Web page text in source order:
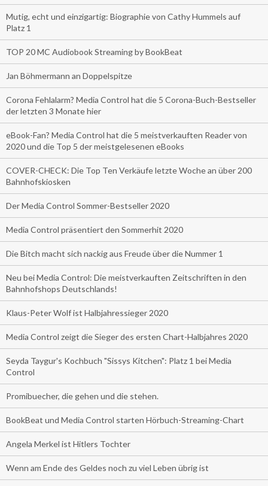
Mutig, echt und einzigartig: Biographie von Cathy Hummels auf
Platz 1
TOP 20 MC Audiobook Streaming by BookBeat
Jan Böhmermann an Doppelspitze
Corona Fehlalarm? Media Control hat die 5 Corona-Buch-Bestseller
der letzten 3 Monate hier
eBook-Fan? Media Control hat die 5 meistverkauften Reader von
2020 und die Top 5 der meistgelesenen eBooks
COVER-CHECK: Die Top Ten Verkäufe letzte Woche an über 200
Bahnhofskiosken
Der Media Control Sommer-Bestseller 2020
Media Control präsentiert den Sommerhit 2020
Die Bitch macht sich nackig aus Freude über die Nummer 1
Neu bei Media Control: Die meistverkauften Zeitschriften in den
Bahnhofshops Deutschlands!
Klaus-Peter Wolf ist Halbjahressieger 2020
Media Control zeigt die Sieger des ersten Chart-Halbjahres 2020
Seyda Taygur's Kochbuch "Sissys Kitchen": Platz 1 bei Media
Control
Promibuecher, die gehen und die stehen.
BookBeat und Media Control starten Hörbuch-Streaming-Chart
Angela Merkel ist Hitlers Tochter
Wenn am Ende des Geldes noch zu viel Leben übrig ist